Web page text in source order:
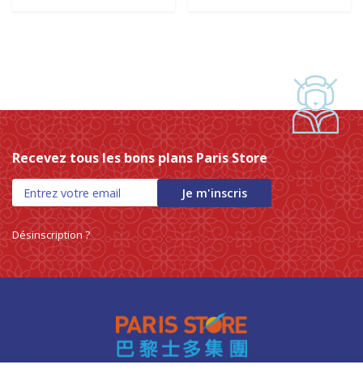
Recevez tous les bons plans Paris Store
Je m'inscris
Désinscription ?